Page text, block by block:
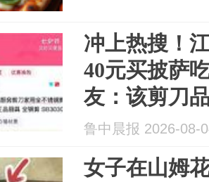
冲上热搜！
40元买披萨
友：该剪刀
车间所用剪
鲁中晨报 2026-08-
女子在山姆